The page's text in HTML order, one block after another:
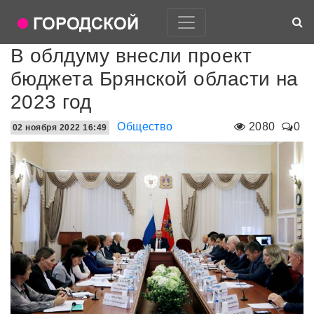
В облдуму внесли проект
бюджета Брянской области на
2023 год
2080 0
02 ноября 2022 16:49 Общество